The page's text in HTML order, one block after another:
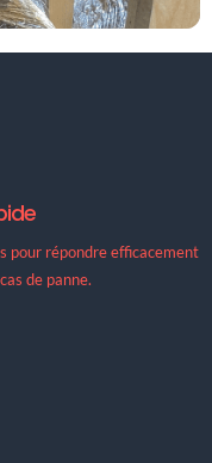
pour répondre efficacement
de panne.